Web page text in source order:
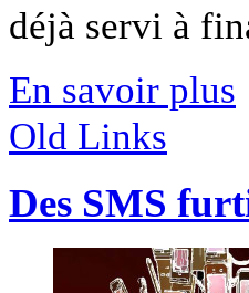
déjà servi à
En savoir plus
Old Links
Des SMS